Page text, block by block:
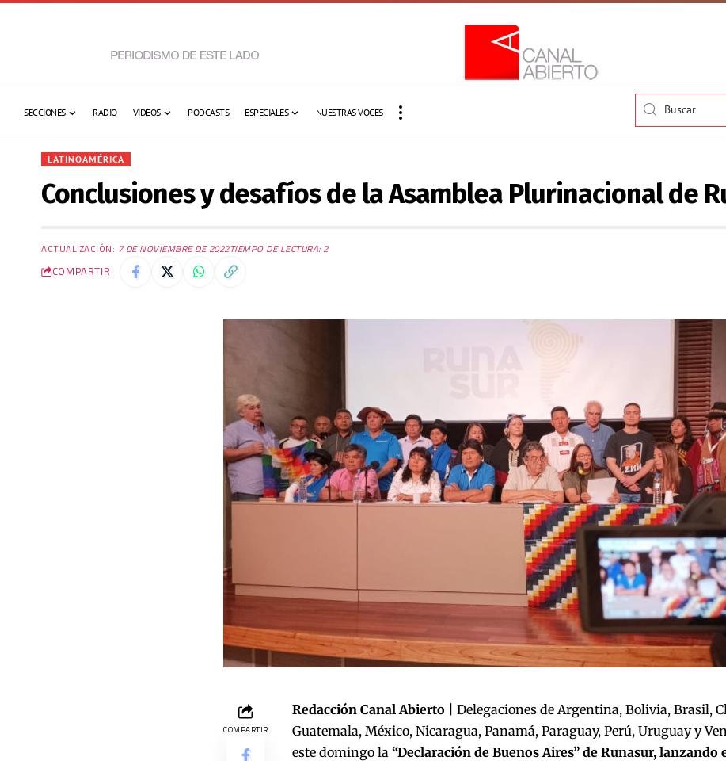
SECCIONES RADIO VIDEOS PODCASTS ESPECIALES NUESTRAS VOCES
LATINOAMÉRICA
Conclusiones y desafíos de la Asamblea Plurinacional de
ACTUALIZACIÓN: 7 DE NOVIEMBRE DE 2022TIEMPO DE LECTURA: 2
COMPARTIR
COMPARTIR
Redacción Canal Abierto |
Delegaciones de Argentina, Bolivia, Brasil,
Guatemala, México, Nicaragua, Panamá, Paraguay, Perú, Uruguay y
este domingo la “Declaración de Buenos Aires” de Runasur, lanzando